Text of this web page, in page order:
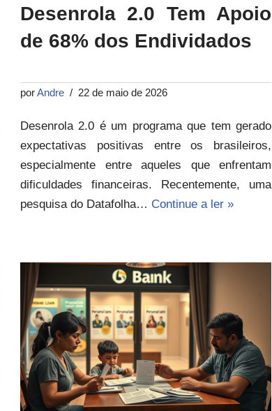
Desenrola 2.0 Tem Apoio
de 68% dos Endividados
porAndre 22 de maio de 2026
Desenrola 2.0 é um programa que tem gerado
expectativas positivas entre os brasileiros,
especialmente entre aqueles que enfrentam
dificuldades financeiras. Recentemente, uma
pesquisa do Datafolha… Continue a ler »